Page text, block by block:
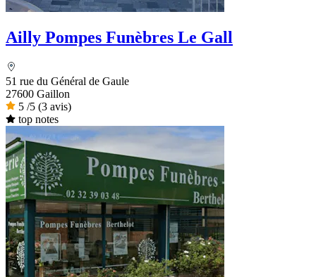
Ailly Pompes Funèbres Le Gall
51 rue du Général de Gaule
27600 Gaillon
5 /5 (3 avis)
top notes